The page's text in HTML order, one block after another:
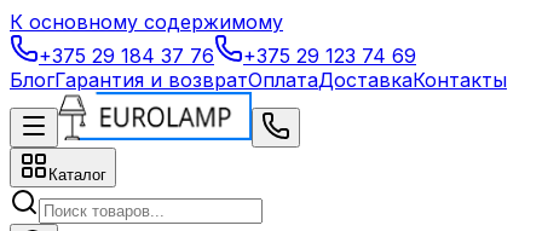
К основному содержимому
+375 29 184 37 76
+375 29 123 74 69
БлогГарантия и возвратОплатаДоставкаКонтакты
Каталог